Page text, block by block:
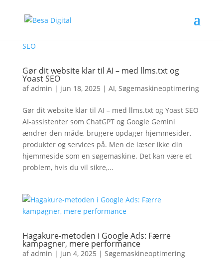
Gør dit website klar til AI – med llms.txt og
Yoast SEO
afadmin | jun 18, 2025 | AI, Søgemaskineoptimering
Gør dit website klar til AI – med llms.txt og Yoast SEO
AI-assistenter som ChatGPT og Google Gemini
ændrer den måde, brugere opdager hjemmesider,
produkter og services på. Men de læser ikke din
hjemmeside som en søgemaskine. Det kan være et
problem, hvis du vil sikre,...
Hagakure-metoden i Google Ads: Færre
kampagner, mere performance
afadmin | jun 4, 2025 | Søgemaskineoptimering